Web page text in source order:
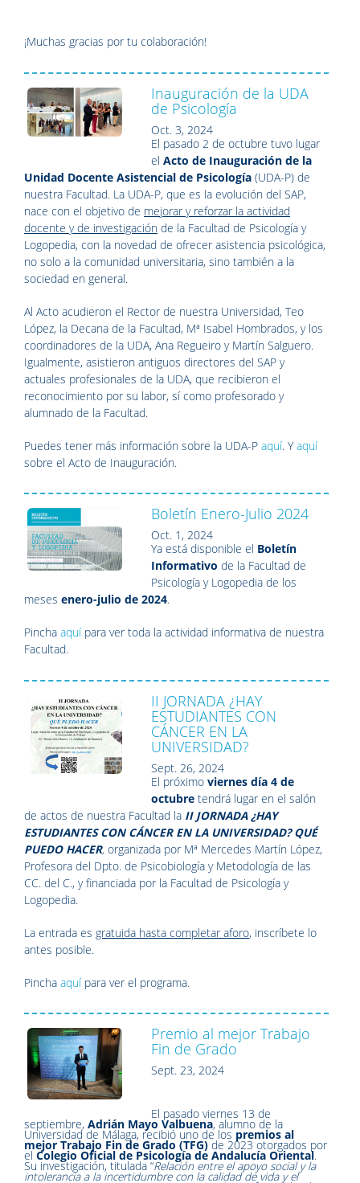
¡Muchas gracias por tu colaboración!
Inauguración de la UDA
de Psicología
Oct. 3, 2024
El pasado 2 de octubre tuvo lugar
el Acto de Inauguración de la
Unidad Docente Asistencial de Psicología (UDA-P) de
nuestra Facultad. La UDA-P, que es la evolución del SAP,
nace con el objetivo de mejorar y reforzar la actividad
docente y de investigación de la Facultad de Psicología y
Logopedia, con la novedad de ofrecer asistencia psicológica,
no solo a la comunidad universitaria, sino también a la
sociedad en general.
Al Acto acudieron el Rector de nuestra Universidad, Teo
López, la Decana de la Facultad, Mª Isabel Hombrados, y los
coordinadores de la UDA, Ana Regueiro y Martín Salguero.
Igualmente, asistieron antiguos directores del SAP y
actuales profesionales de la UDA, que recibieron el
reconocimiento por su labor, sí como profesorado y
alumnado de la Facultad.
Puedes tener más información sobre la UDA-P aquí. Yaquí
sobre el Acto de Inauguración.
Boletín Enero-Julio 2024
Oct. 1, 2024
Ya está disponible el Boletín
Informativo de la Facultad de
Psicología y Logopedia de los
meses enero-julio de 2024.
Pincha aquípara ver toda la actividad informativa de nuestra
Facultad.
II JORNADA ¿HAY
ESTUDIANTES CON
CÁNCER EN LA
UNIVERSIDAD?
Sept. 26, 2024
El próximo viernes día 4 de
octubre tendrá lugar en el salón
de actos de nuestra Facultad la II JORNADA ¿HAY
ESTUDIANTES CON CÁNCER EN LA UNIVERSIDAD? QUÉ
PUEDO HACER, organizada por Mª Mercedes Martín López,
Profesora del Dpto. de Psicobiología y Metodología de las
CC. del C., y financiada por la Facultad de Psicología y
Logopedia.
La entrada es gratuida hasta completar aforo, inscríbete lo
antes posible.
Pincha aquípara ver el programa.
Premio al mejor Trabajo
Fin de Grado
Sept. 23, 2024
El pasado viernes 13 de
septiembre, Adrián Mayo Valbuena, alumno de la
Universidad de Málaga, recibió uno de los premios al
mejor Trabajo Fin de Grado (TFG) de 2023 otorgados por
el Colegio Oficial de Psicología de Andalucía Oriental.
Su investigación, titulada “Relación entre el apoyo social y la
intolerancia a la incertidumbre con la calidad de vida y el